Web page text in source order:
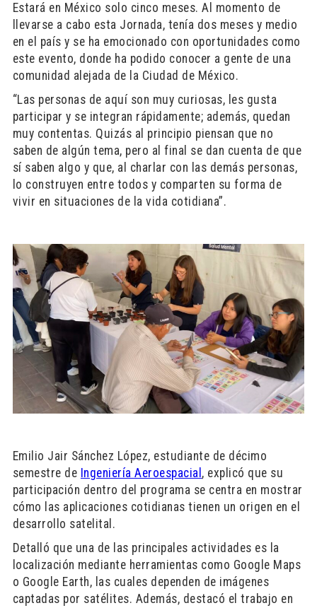
Estará en México solo cinco meses. Al momento de
llevarse a cabo esta Jornada, tenía dos meses y medio
en el país y se ha emocionado con oportunidades como
este evento, donde ha podido conocer a gente de una
comunidad alejada de la Ciudad de México.
“Las personas de aquí son muy curiosas, les gusta
participar y se integran rápidamente; además, quedan
muy contentas. Quizás al principio piensan que no
saben de algún tema, pero al final se dan cuenta de que
sí saben algo y que, al charlar con las demás personas,
lo construyen entre todos y comparten su forma de
vivir en situaciones de la vida cotidiana”.
Emilio Jair Sánchez López, estudiante de décimo
semestre de Ingeniería Aeroespacial , explicó que su
participación dentro del programa se centra en mostrar
cómo las aplicaciones cotidianas tienen un origen en el
desarrollo satelital.
Detalló que una de las principales actividades es la
localización mediante herramientas como Google Maps
o Google Earth, las cuales dependen de imágenes
captadas por satélites. Además, destacó el trabajo en